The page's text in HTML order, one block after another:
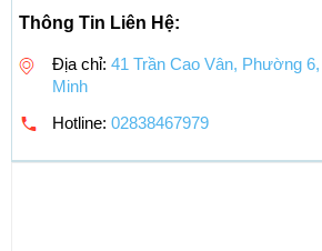
Thông Tin Liên Hệ:
Địa chỉ: 41 Trần Cao Vân, Phường
Minh
Hotline: 02838467979